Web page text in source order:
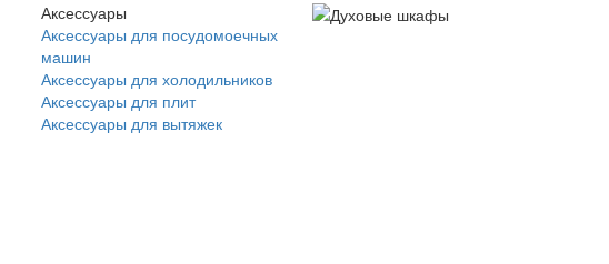
Аксессуары
Аксессуары для посудомоечных
машин
Аксессуары для холодильников
Аксессуары для плит
Аксессуары для вытяжек